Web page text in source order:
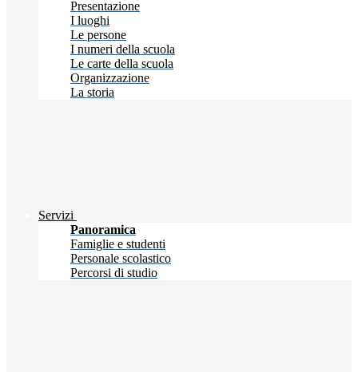
Presentazione
I luoghi
Le persone
I numeri della scuola
Le carte della scuola
Organizzazione
La storia
Servizi
Panoramica
Famiglie e studenti
Personale scolastico
Percorsi di studio